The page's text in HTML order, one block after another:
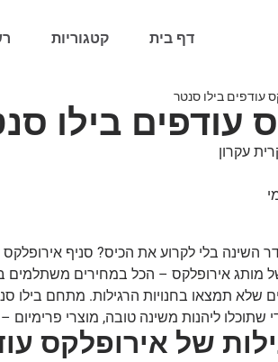
דף בית קטגוריות
עודפים בילו סנטר
עודפים בילו
עקרון
בלי לקרוע את הכיס? סניף אירופלקס
של מותג אירופלקס – הכל במחירים משתלמים
שלא תמצאו בחנויות הרגילות. מתחם
שתוכלו ליהנות משינה טובה, מוצרי פרימיום
של אירופלקס